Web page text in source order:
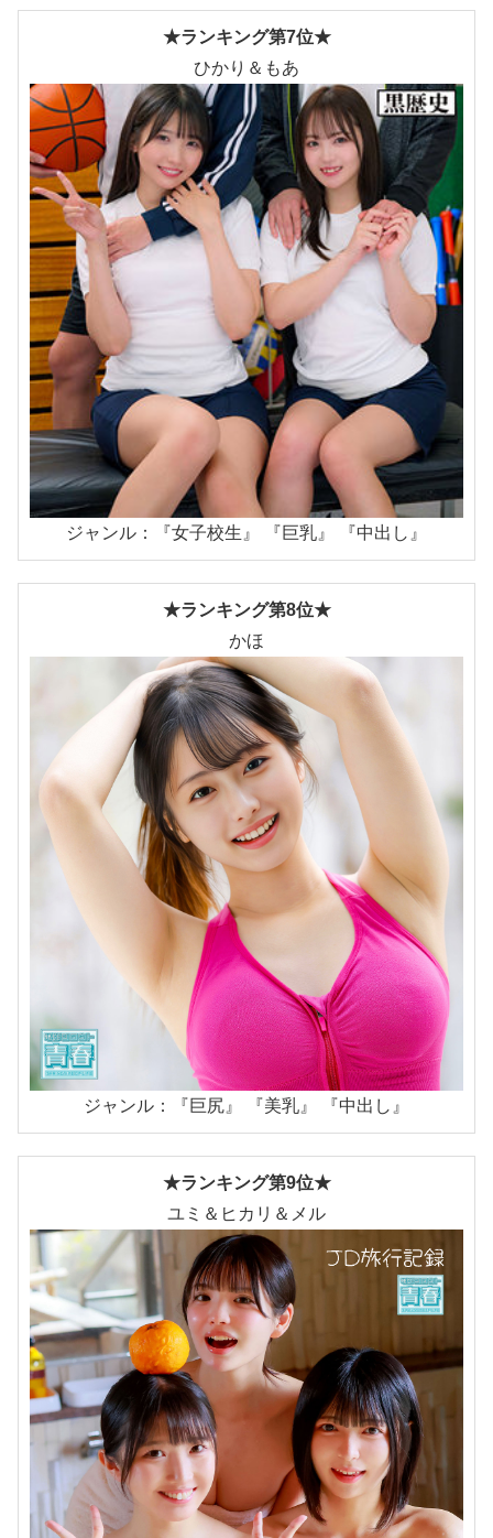
★ランキング第7位★
ひかり＆もあ
ジャンル：『女子校生』 『巨乳』 『中出し』
★ランキング第8位★
かほ
ジャンル：『巨尻』 『美乳』 『中出し』
★ランキング第9位★
ユミ＆ヒカリ＆メル